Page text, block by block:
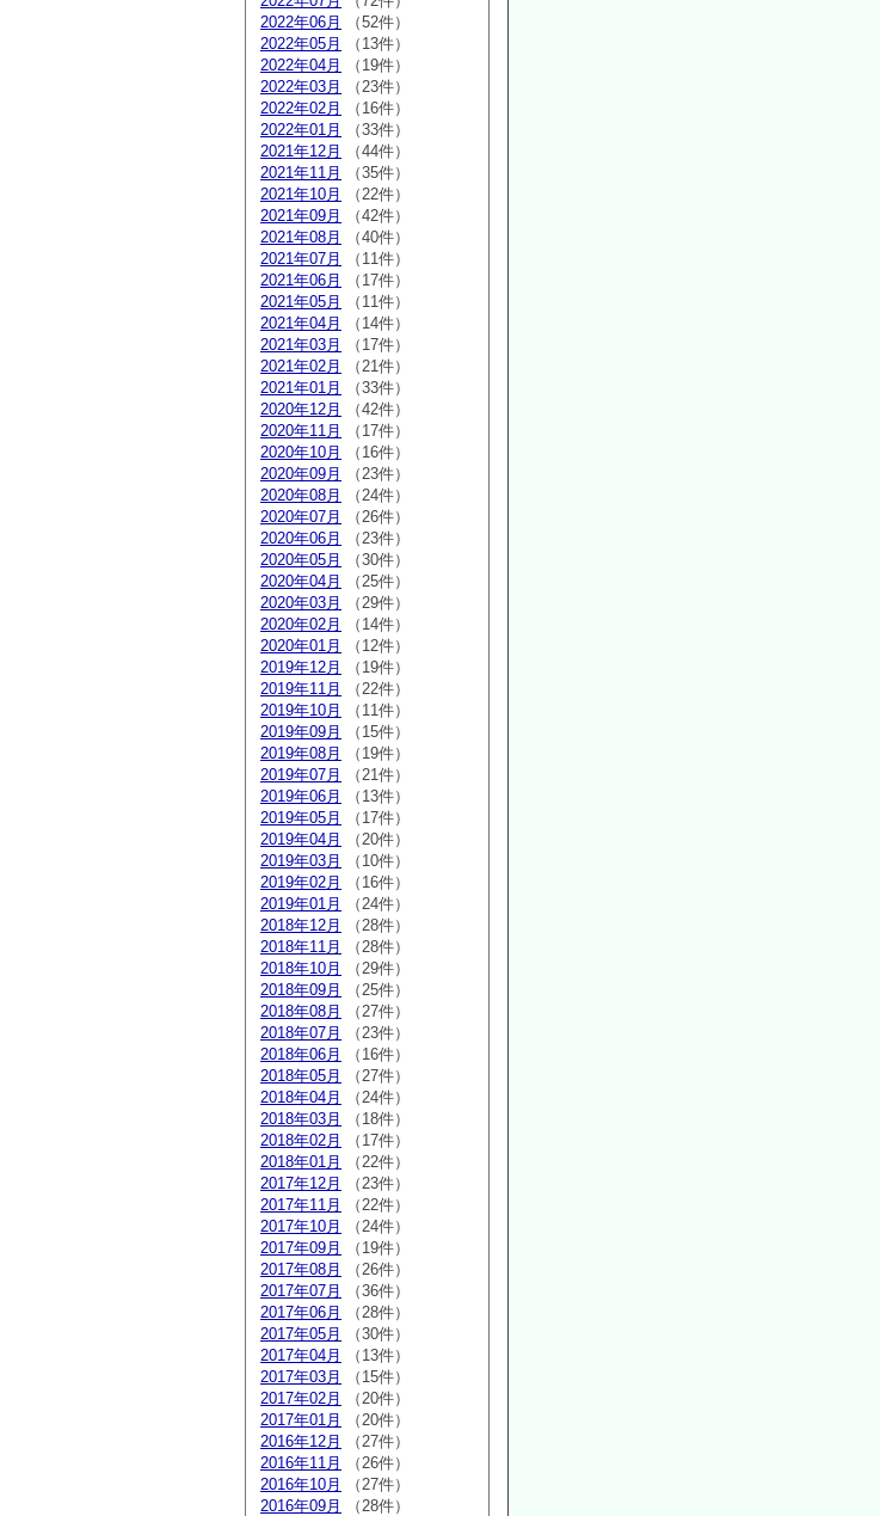
2022年06月
（52件）
2022年05月
（13件）
2022年04月
（19件）
2022年03月
（23件）
2022年02月
（16件）
2022年01月
（33件）
2021年12月
（44件）
2021年11月
（35件）
2021年10月
（22件）
2021年09月
（42件）
2021年08月
（40件）
2021年07月
（11件）
2021年06月
（17件）
2021年05月
（11件）
2021年04月
（14件）
2021年03月
（17件）
2021年02月
（21件）
2021年01月
（33件）
2020年12月
（42件）
2020年11月
（17件）
2020年10月
（16件）
2020年09月
（23件）
2020年08月
（24件）
2020年07月
（26件）
2020年06月
（23件）
2020年05月
（30件）
2020年04月
（25件）
2020年03月
（29件）
2020年02月
（14件）
2020年01月
（12件）
2019年12月
（19件）
2019年11月
（22件）
2019年10月
（11件）
2019年09月
（15件）
2019年08月
（19件）
2019年07月
（21件）
2019年06月
（13件）
2019年05月
（17件）
2019年04月
（20件）
2019年03月
（10件）
2019年02月
（16件）
2019年01月
（24件）
2018年12月
（28件）
2018年11月
（28件）
2018年10月
（29件）
2018年09月
（25件）
2018年08月
（27件）
2018年07月
（23件）
2018年06月
（16件）
2018年05月
（27件）
2018年04月
（24件）
2018年03月
（18件）
2018年02月
（17件）
2018年01月
（22件）
2017年12月
（23件）
2017年11月
（22件）
2017年10月
（24件）
2017年09月
（19件）
2017年08月
（26件）
2017年07月
（36件）
2017年06月
（28件）
2017年05月
（30件）
2017年04月
（13件）
2017年03月
（15件）
2017年02月
（20件）
2017年01月
（20件）
2016年12月
（27件）
2016年11月
（26件）
2016年10月
（27件）
2016年09月
（28件）